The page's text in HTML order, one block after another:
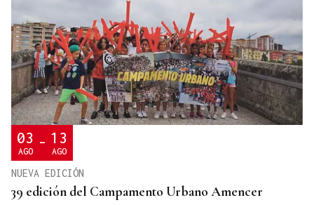
03
AGO - 13
AGO
NUEVA EDICIÓN
39 edición del Campamento Urbano Amencer